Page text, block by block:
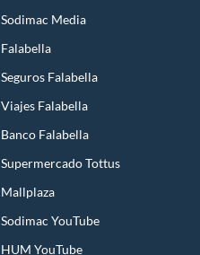
Sodimac Media
Falabella
Seguros Falabella
Viajes Falabella
Banco Falabella
Supermercado Tottus
Mallplaza
Sodimac YouTube
HUM YouTube